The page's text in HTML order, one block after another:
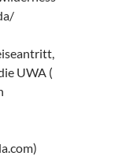
UWA (